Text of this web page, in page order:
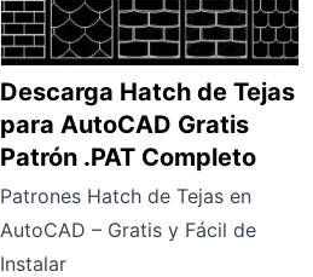
Descarga Hatch de Tejas
para AutoCAD Gratis
Patrón .PAT Completo
Patrones Hatch de Tejas en
AutoCAD – Gratis y Fácil de
Instalar